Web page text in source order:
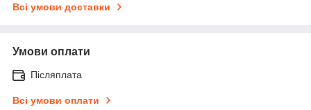
Всі умови доставки
Умови оплати
Післяплата
Всі умови оплати